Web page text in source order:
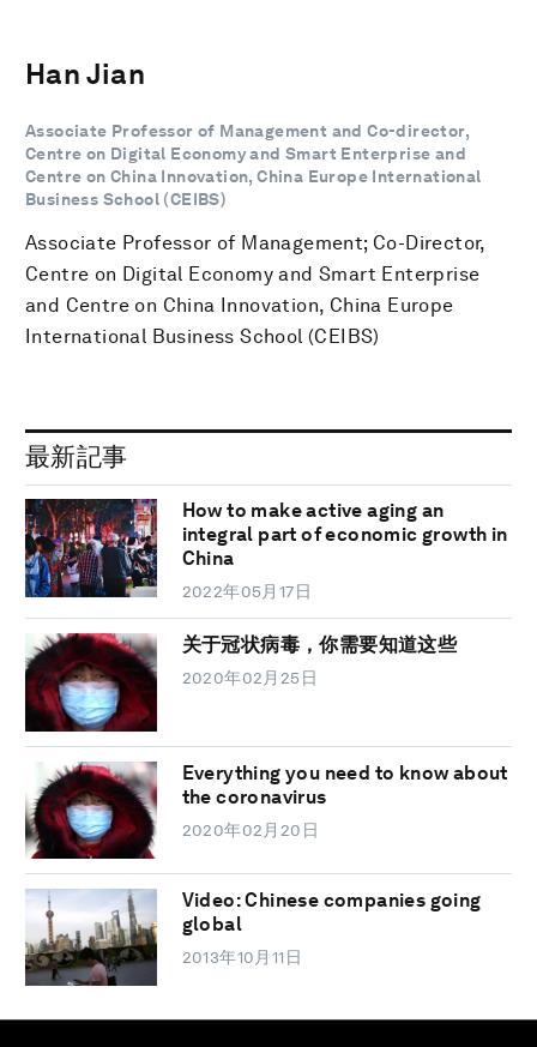
Han Jian
Associate Professor of Management and Co-director,
Centre on Digital Economy and Smart Enterprise and
Centre on China Innovation, China Europe International
Business School (CEIBS)
Associate Professor of Management; Co-Director,
Centre on Digital Economy and Smart Enterprise
and Centre on China Innovation, China Europe
International Business School (CEIBS)
最新記事
How to make active aging an
integral part of economic growth in
China
2022年05月17日
关于冠状病毒，你需要知道这些
2020年02月25日
Everything you need to know about
the coronavirus
2020年02月20日
Video: Chinese companies going
global
2013年10月11日